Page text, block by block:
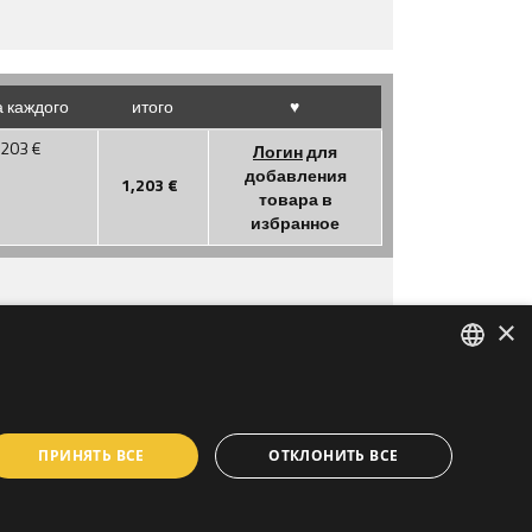
каждого итого
♥
€
1,203 €
Логиндля
добавления
товара в
избранное
PROGETTO
POR FESR 2014 -
SPANISH
FRENCH
×
ПРИНЯТЬ ВСЕ ОТКЛОНИТЬ ВСЕ